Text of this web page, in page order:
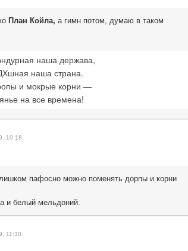
План Койла, а гимн потом, думаю в таком
наша держава,
наша страна.
и мокрые корни —
на все времена!
10:18
пафосно можно поменять дорпы и корни
и белый мельдоний.
11:30